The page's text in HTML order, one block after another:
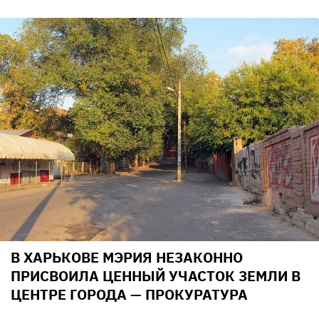
В ХАРЬКОВЕ МЭРИЯ НЕЗАКОННО
ПРИСВОИЛА ЦЕННЫЙ УЧАСТОК ЗЕМЛИ В
ЦЕНТРЕ ГОРОДА — ПРОКУРАТУРА